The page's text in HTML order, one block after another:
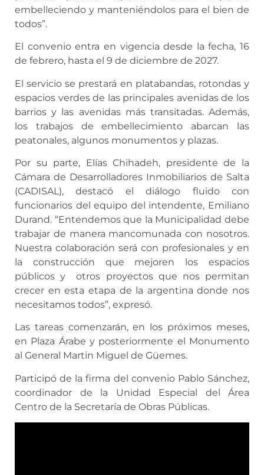
embelleciendo y manteniéndolos para el bien de
todos”.
El convenio entra en vigencia desde la fecha, 16
de febrero, hasta el 9 de diciembre de 2027.
El servicio se prestará en platabandas, rotondas y
espacios verdes de las principales avenidas de los
barrios y las avenidas más transitadas. Además,
los trabajos de embellecimiento abarcan las
peatonales, algunos monumentos y plazas.
Por su parte, Elías Chihadeh, presidente de la
Cámara de Desarrolladores Inmobiliarios de Salta
(CADISAL), destacó el diálogo fluido con
funcionarios del equipo del intendente, Emiliano
Durand. “Entendemos que la Municipalidad debe
trabajar de manera mancomunada con nosotros.
Nuestra colaboración será con profesionales y en
la construcción que mejoren los espacios
públicos y otros proyectos que nos permitan
crecer en esta etapa de la argentina donde nos
necesitamos todos”, expresó.
Las tareas comenzarán, en los próximos meses,
en Plaza Árabe y posteriormente el Monumento
al General Martin Miguel de Güemes.
Participó de la firma del convenio Pablo Sánchez,
coordinador de la Unidad Especial del Área
Centro de la Secretaría de Obras Públicas.